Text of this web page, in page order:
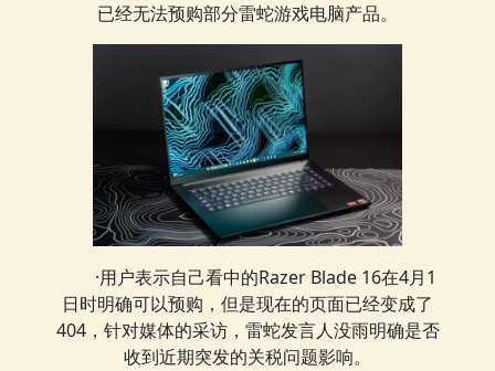
已经无法预购部分雷蛇游戏电脑产品。
·用户表示自己看中的Razer Blade 16在4月1
日时明确可以预购，但是现在的页面已经变成了
404，针对媒体的采访，雷蛇发言人没雨明确是否
收到近期突发的关税问题影响。